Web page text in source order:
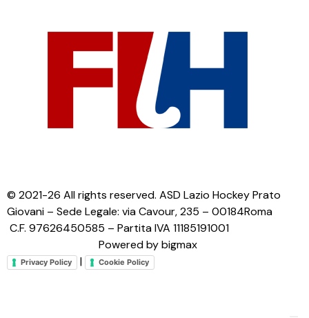
© 2021-26 All rights reserved. ASD Lazio Hockey Prato
Giovani – Sede Legale: via Cavour, 235 – 00184Roma
C.F. 97626450585 – Partita IVA 11185191001
Powered by bigmax
Privacy Policy | Cookie Policy